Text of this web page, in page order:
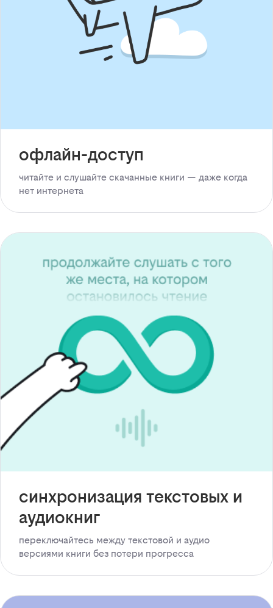
офлайн-доступ
читайте и слушайте скачанные книги — даже когда
нет интернета
синхронизация текстовых и
аудиокниг
переключайтесь между текстовой и аудио
версиями книги без потери прогресса